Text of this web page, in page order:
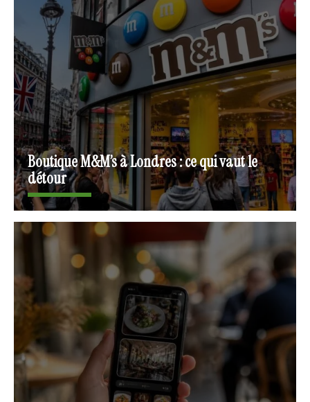
Boutique M&M’s à Londres : ce qui vaut le
détour